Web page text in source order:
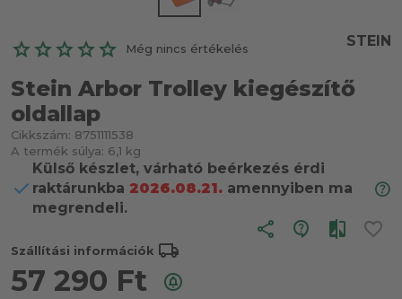
Még nincs értékelés STEIN
Stein Arbor Trolley kiegészítő
oldallap
Cikkszám: 8751111538
A termék súlya: 6,1 kg
Külső készlet, várható beérkezés érdi
raktárunkba 2026.08.21. amennyiben ma
megrendeli.
share
Szállítási információk local_shipping
57 290 Ft